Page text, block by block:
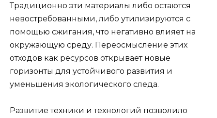
Традиционно эти материалы либо остаются
невостребованными, либо утилизируются с
помощью сжигания, что негативно влияет на
окружающую среду. Переосмысление этих
отходов как ресурсов открывает новые
горизонты для устойчивого развития и
уменьшения экологического следа.
Развитие техники и технологий позволило